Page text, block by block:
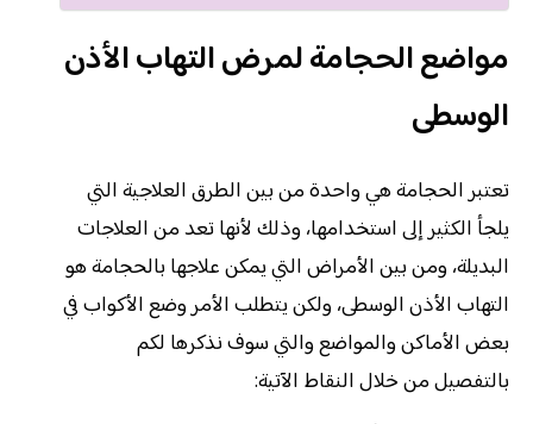
مواضع الحجامة لمرض التهاب الأذن
الوسطى
تعتبر الحجامة هي واحدة من بين الطرق العلاجية التي
يلجأ الكثير إلى استخدامها، وذلك لأنها تعد من العلاجات
البديلة، ومن بين الأمراض التي يمكن علاجها بالحجامة هو
التهاب الأذن الوسطى، ولكن يتطلب الأمر وضع الأكواب في
بعض الأماكن والمواضع والتي سوف نذكرها لكم
بالتفصيل من خلال النقاط الآتية: